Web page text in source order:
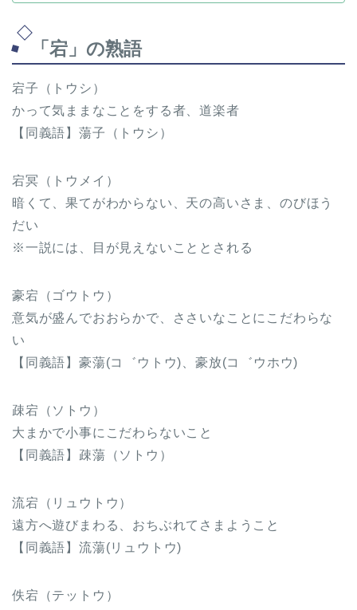
「宕」の熟語
宕子（トウシ）
かって気ままなことをする者、道楽者
【同義語】蕩子（トウシ）
宕冥（トウメイ）
暗くて、果てがわからない、天の高いさま、のびほう
だい
※一説には、目が見えないこととされる
豪宕（ゴウトウ）
意気が盛んでおおらかで、ささいなことにこだわらな
い
【同義語】豪蕩(コ゛ウトウ)、豪放(コ゛ウホウ)
疎宕（ソトウ）
大まかで小事にこだわらないこと
【同義語】疎蕩（ソトウ）
流宕（リュウトウ）
遠方へ遊びまわる、おちぶれてさまようこと
【同義語】流蕩(リュウトウ)
佚宕（テットウ）